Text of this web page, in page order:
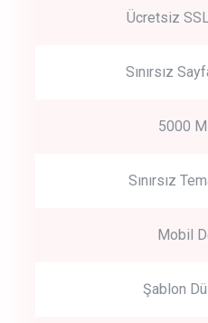
Start by trying our service for 30 days
Ücretsiz
Sınırsız
5000
Sınırsız
Mobil
Şablon